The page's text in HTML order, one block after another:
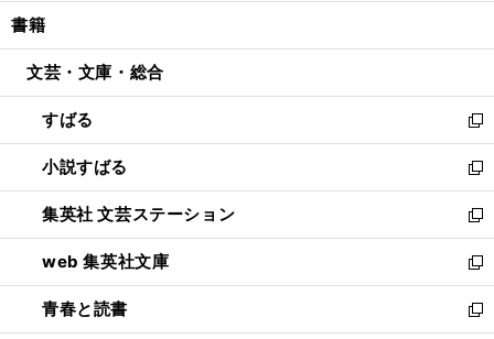
開
ウ
開
く
ウ
ン
ウ
で
開
く
し
ウ
ン
ド
ウ
で
開
く
書籍
文芸・文庫・総合
すばる
新
し
い
ウ
ィ
ン
ド
ウ
で
開
小説すばる
新
し
い
ウ
ィ
ン
ド
ウ
集英社 文芸ステーション
新
し
い
ウ
ィ
ン
web 集英社文庫
新
し
い
青春と読書
新